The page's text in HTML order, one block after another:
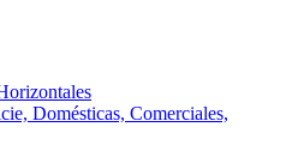
Domésticas, Comerciales,